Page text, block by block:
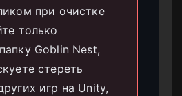
при очистке
только
Goblin Nest,
стереть
игр на Unity,